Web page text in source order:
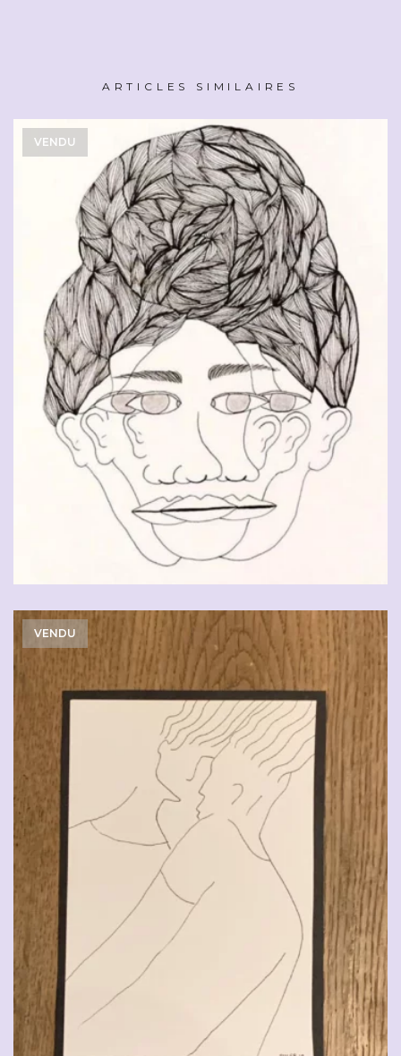
ARTICLES SIMILAIRES
VENDU
VENDU